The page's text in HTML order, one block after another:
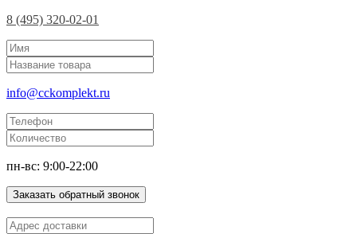
8 (495) 320-02-01
info@cckomplekt.ru
пн-вс: 9:00-22:00
Заказать обратный звонок